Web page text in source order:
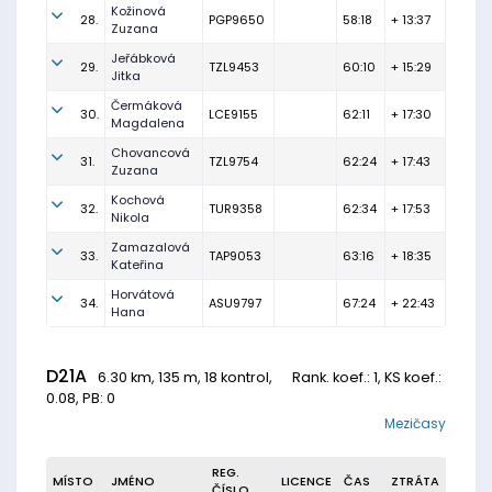
28.
Kožinová
Zuzana
PGP9650 58:18 + 13:37
29.
Jeřábková
Jitka
TZL9453 60:10 + 15:29
30.
Čermáková
Magdalena
LCE9155 62:11 + 17:30
31.
Chovancová
Zuzana
TZL9754 62:24 + 17:43
32.
Kochová
Nikola
TUR9358 62:34 + 17:53
33.
Zamazalová
Kateřina
TAP9053 63:16 + 18:35
34.
Horvátová
Hana
ASU9797 67:24 + 22:43
D21A 6.30 km, 135 m, 18 kontrol, Rank. koef.: 1, KS koef.:
0.08, PB: 0
Mezičasy
MÍSTO JMÉNO
REG.
LICENCE ČAS ZTRÁTA